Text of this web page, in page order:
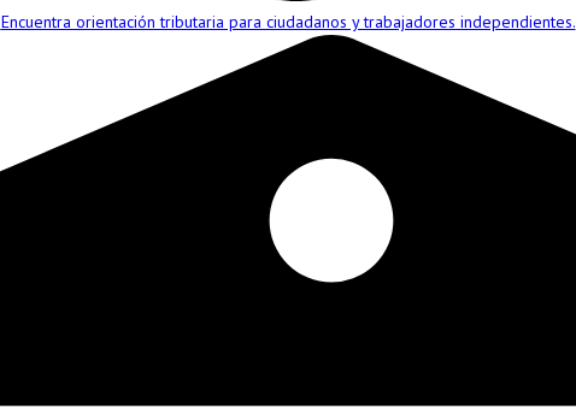
Encuentra orientación tributaria para ciudadanos y trabajadores independientes.